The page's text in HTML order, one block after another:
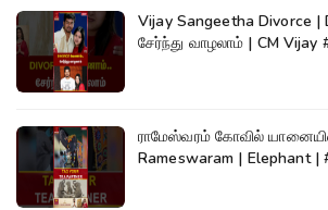
Vijay Sangeetha Divorce |
சேர்ந்து வாழலாம் | CM Vijay
ராமேஸ்வரம் கோவில்
Rameswaram | Elephant |